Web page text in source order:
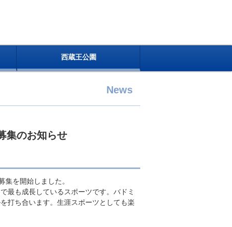
西蔵王公園
News
集のお知らせ
を開始しました。
最も成長しているスポーツです。バドミ
打ち合います。生涯スポーツとしても楽